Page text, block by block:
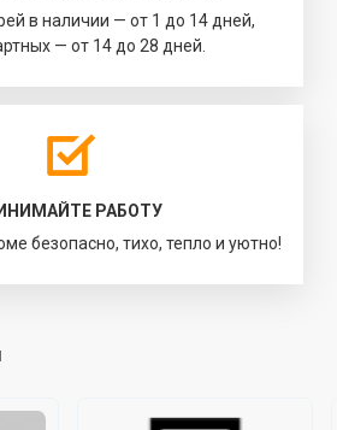
в наличии — от 1 до 14 дней,
— от 14 до 28 дней.
РАБОТУ
безопасно, тихо, тепло и уютно!